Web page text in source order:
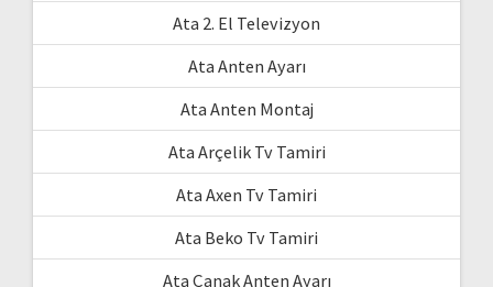
Ata 2. El Televizyon
Ata Anten Ayarı
Ata Anten Montaj
Ata Arçelik Tv Tamiri
Ata Axen Tv Tamiri
Ata Beko Tv Tamiri
Ata Çanak Anten Ayarı